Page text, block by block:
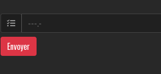
Envoyer